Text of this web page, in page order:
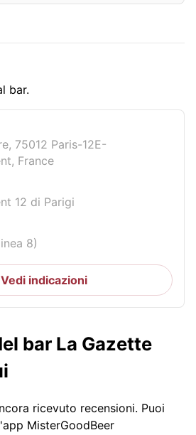
bar.
75012 Paris-12E-
France
12 di Parigi
8)
Vedi indicazioni
bar La Gazette
ricevuto recensioni. Puoi
MisterGoodBeer